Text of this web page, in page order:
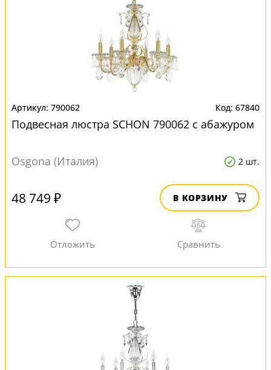
790062 67840
Подвесная люстра SCHON 790062 с абажуром
Osgona (Италия) 2 шт.
48 749 ₽ В КОРЗИНУ